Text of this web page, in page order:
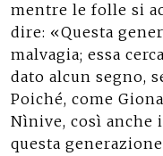
mentre le folle si
dire: «Questa
malvagia; essa
dato alcun segno,
Poiché, come
Nìnive, così anche
questa